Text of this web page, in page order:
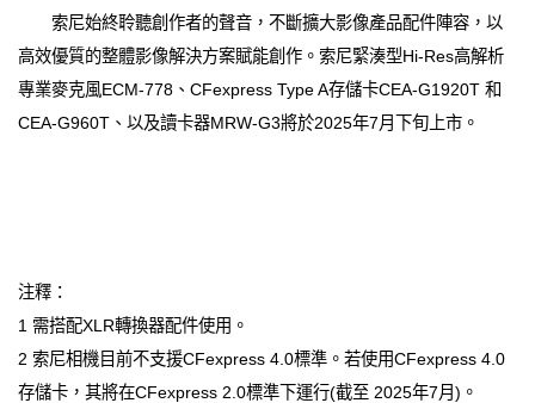
索尼始終聆聽創作者的聲音，不斷擴大影像產品配件陣容，以
高效優質的整體影像解決方案賦能創作。索尼緊湊型Hi-Res高解析
專業麥克風ECM-778、CFexpress Type A存儲卡CEA-G1920T 和
CEA-G960T、以及讀卡器MRW-G3將於2025年7月下旬上市。
注釋：
1 需搭配XLR轉換器配件使用。
2 索尼相機目前不支援CFexpress 4.0標準。若使用CFexpress 4.0
存儲卡，其將在CFexpress 2.0標準下運行(截至 2025年7月)。